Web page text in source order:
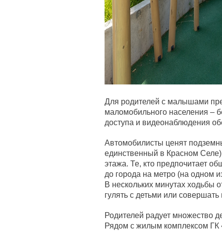
Для родителей с малышами
маломобильного населения –
доступа и видеонаблюдения
Автомобилисты ценят
единственный в Красном
этажа. Те, кто предпочитает
до города на метро (на одном
В нескольких минутах ходьбы
гулять с детьми или
Родителей радует множество
Рядом с жилым комплексом ГК